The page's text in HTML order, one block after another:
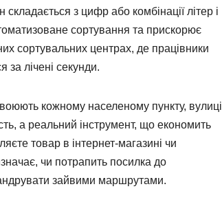
складається з цифр або комбінації літер і
сортування та прискорює
сортувальних центрах, де працівники
за лічені секунди.
кожному населеному пункту, вулиці
а реальний інструмент, що економить
товар в інтернет-магазині чи
чи потрапить посилка до
зайвими маршрутами.